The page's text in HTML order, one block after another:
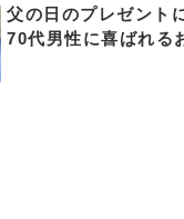
父の日のプレゼント
70代男性に喜ばれる